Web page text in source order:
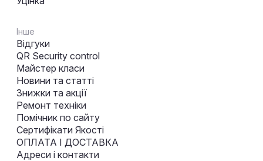
Інше
Відгуки
QR Security control
Майстер класи
Новини та статті
Знижки та акції
Ремонт техніки
Помічник по сайту
Сертифікати Якості
ОПЛАТА І ДОСТАВКА
Адреси і контакти